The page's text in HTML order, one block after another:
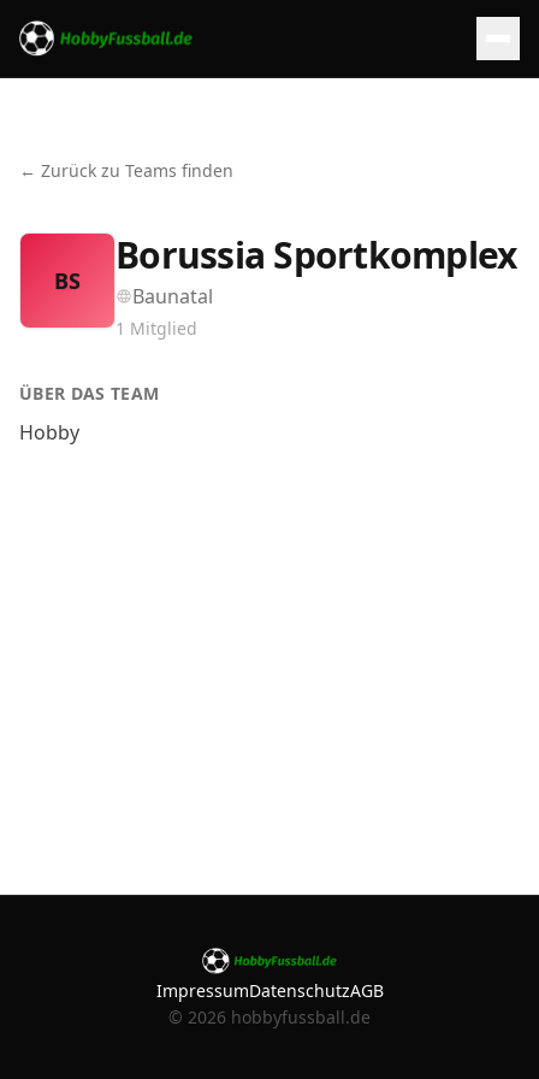
← Zurück zu Teams finden
BS
Borussia Sportkomplex
Baunatal
1 Mitglied
ÜBER DAS TEAM
Hobby
ImpressumDatenschutzAGB
© 2026 hobbyfussball.de